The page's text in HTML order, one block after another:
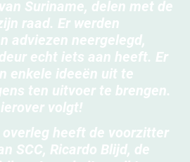
Suriname, delen met de
raad. Er werden
adviezen neergelegd,
echt iets aan heeft. Er
enkele ideeën uit te
ten uitvoer te brengen.
volgt!
heeft de voorzitter
SCC, Ricardo Blijd, de